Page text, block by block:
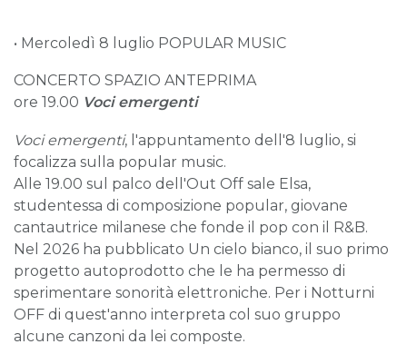
• Mercoledì 8 luglio POPULAR MUSIC
CONCERTO SPAZIO ANTEPRIMA
ore 19.00 Voci emergenti
Voci emergenti, l'appuntamento dell'8 luglio, si
focalizza sulla popular music.
Alle 19.00 sul palco dell'Out Off sale Elsa,
studentessa di composizione popular, giovane
cantautrice milanese che fonde il pop con il R&B.
Nel 2026 ha pubblicato Un cielo bianco, il suo primo
progetto autoprodotto che le ha permesso di
sperimentare sonorità elettroniche. Per i Notturni
OFF di quest'anno interpreta col suo gruppo
alcune canzoni da lei composte.